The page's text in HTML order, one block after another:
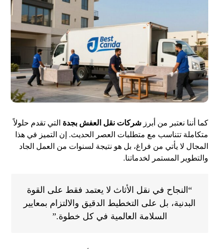
كما أننا نعتبر من أبرزشركات نقل العفش بجدة التي تقدم حلولاً
متكاملة تتناسب مع متطلبات العصر الحديث. إن التميز في هذا
المجال لا يأتي من فراغ، بل هو نتيجة لسنوات من العمل الجاد
والتطوير المستمر لخدماتنا.
“النجاح في نقل الأثاث لا يعتمد فقط على القوة
البدنية، بل على التخطيط الدقيق والالتزام بمعايير
السلامة العالمية في كل خطوة.”